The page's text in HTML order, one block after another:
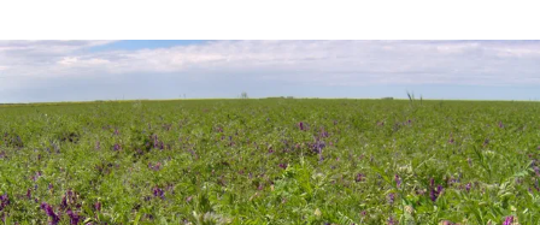
Regionales
Clima
Agronegocios
Mercados